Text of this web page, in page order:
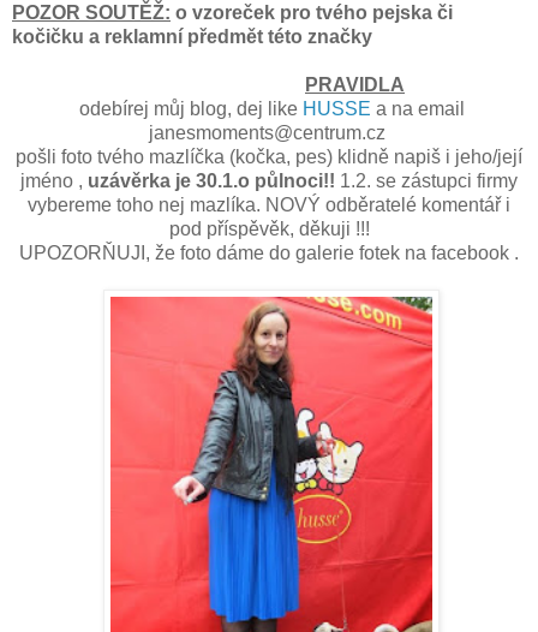
POZOR SOUTĚŽ: o vzoreček pro tvého pejska či
kočičku a reklamní předmět této značky
PRAVIDLA
odebírej můj blog, dej like HUSSE a na email
janesmoments@centrum.cz
pošli foto tvého mazlíčka (kočka, pes) klidně napiš i jeho/její
jméno , uzávěrka je 30.1.o půlnoci!! 1.2. se zástupci firmy
vybereme toho nej mazlíka. NOVÝ odběratelé komentář i
pod příspěvěk, děkuji !!!
UPOZORŇUJI, že foto dáme do galerie fotek na facebook .